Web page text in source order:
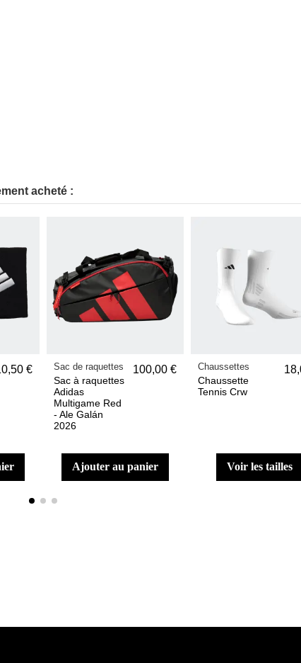
acheté :
€ Sac de raquettes
Sac à raquettes
Adidas
Multigame Red
- Ale Galán
2026
100,00 €
ajouter au panier
Chaussettes
Chaussette
Tennis Crw
voir les tailles